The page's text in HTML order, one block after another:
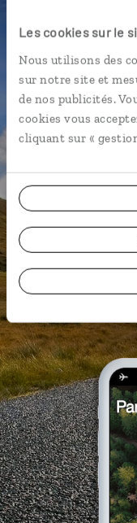
Les cookies sur le
Nous utilisons des
sur notre site et
de nos publicités.
cookies vous
cliquant sur «
notre
exclusive
Un
Nos
Un GPS
Une